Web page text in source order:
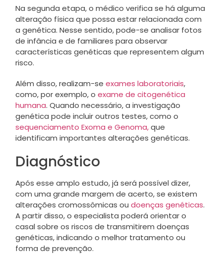
Na segunda etapa, o médico verifica se há alguma
alteração física que possa estar relacionada com
a genética. Nesse sentido, pode-se analisar fotos
de infância e de familiares para observar
características genéticas que representem algum
risco.
Além disso, realizam-se exames laboratoriais,
como, por exemplo, o exame de citogenética
humana. Quando necessário, a investigação
genética pode incluir outros testes, como o
sequenciamento Exoma e Genoma,que
identificam importantes alterações genéticas.
Diagnóstico
Após esse amplo estudo, já será possível dizer,
com uma grande margem de acerto, se existem
alterações cromossômicas ou doenças genéticas.
A partir disso, o especialista poderá orientar o
casal sobre os riscos de transmitirem doenças
genéticas, indicando o melhor tratamento ou
forma de prevenção.